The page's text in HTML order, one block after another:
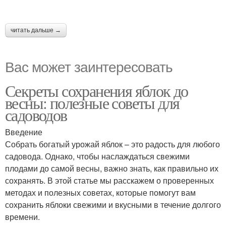
читать дальше →
Вас может заинтересовать
Секреты сохранения яблок до
весны: полезные советы для
садоводов
Введение
Собрать богатый урожай яблок – это радость для любого
садовода. Однако, чтобы наслаждаться свежими
плодами до самой весны, важно знать, как правильно их
сохранять. В этой статье мы расскажем о проверенных
методах и полезных советах, которые помогут вам
сохранить яблоки свежими и вкусными в течение долгого
времени.